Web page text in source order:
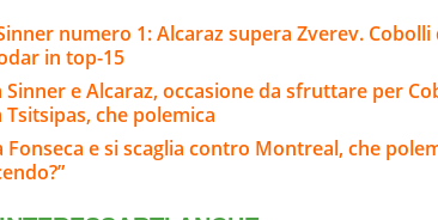
numero 1: Alcaraz supera Zverev.
in top-15
e Alcaraz, occasione da sfruttare per
Tsitsipas, che polemica
Fonseca e si scaglia contro Montreal, che